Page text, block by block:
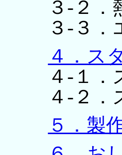
３-２．
３-３．
４．ス
４-１
４-２
５．製